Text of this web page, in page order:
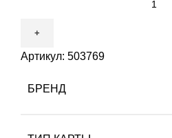
Артикул: 503769
БРЕНД